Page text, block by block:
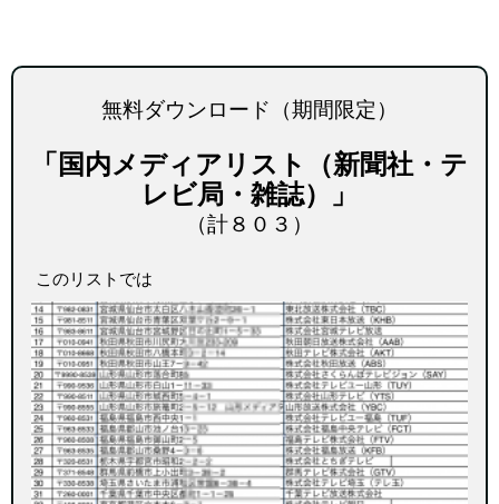
無料ダウンロード（期間限定）
「国内メディアリスト（新聞社・テ
レビ局・雑誌）
」
（計８０３）
このリストでは